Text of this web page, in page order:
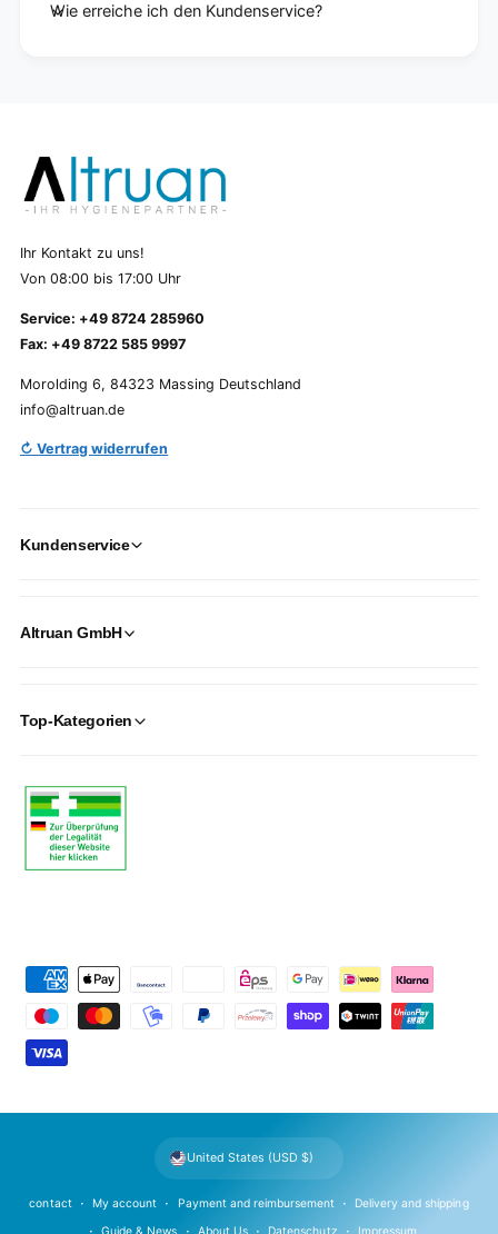
Wie erreiche ich den Kundenservice?
Ihr Kontakt zu uns!
Von 08:00 bis 17:00 Uhr
Service: +49 8724 285960
Fax: +49 8722 585 9997
Morolding 6, 84323 Massing Deutschland
info@altruan.de
↻ Vertrag widerrufen
Kundenservice
Altruan GmbH
Top-Kategorien
m
n
contact My account Payment and reimbursement Delivery and shipping
Guide & News About Us Datenschutz Impressum
United States (USD $)